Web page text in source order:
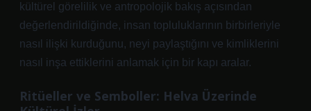
kültürel görelilik ve antropolojik bakış açısından
değerlendirildiğinde, insan topluluklarının birbirleriyle
nasıl ilişki kurduğunu, neyi paylaştığını ve kimliklerini
nasıl inşa ettiklerini anlamak için bir kapı aralar.
Ritüeller ve Semboller: Helva Üzerinde